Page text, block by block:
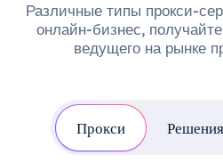
Различные типы прокси-
онлайн-бизнес,
ведущего на рынке
Прокси